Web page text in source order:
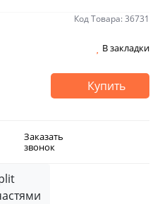
Код Товара: 36731
В закладки
Купить
Заказать
звонок